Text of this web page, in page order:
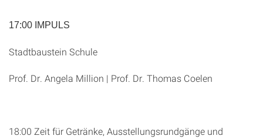
17:00 IMPULS
Stadtbaustein Schule
Prof. Dr. Angela Million | Prof. Dr. Thomas Coelen
18:00 Zeit für Getränke, Ausstellungsrundgänge und